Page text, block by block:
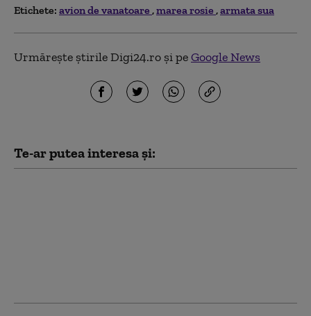
Etichete: avion de vanatoare marea rosie armata sua
Urmărește știrile Digi24.ro și peGoogle News
Te-ar putea interesa și: